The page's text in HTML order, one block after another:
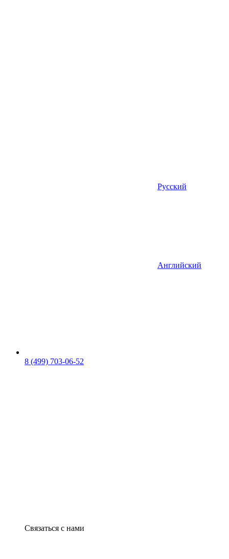
Русский
Английский
8 (499) 703-06-52
Связаться с нами